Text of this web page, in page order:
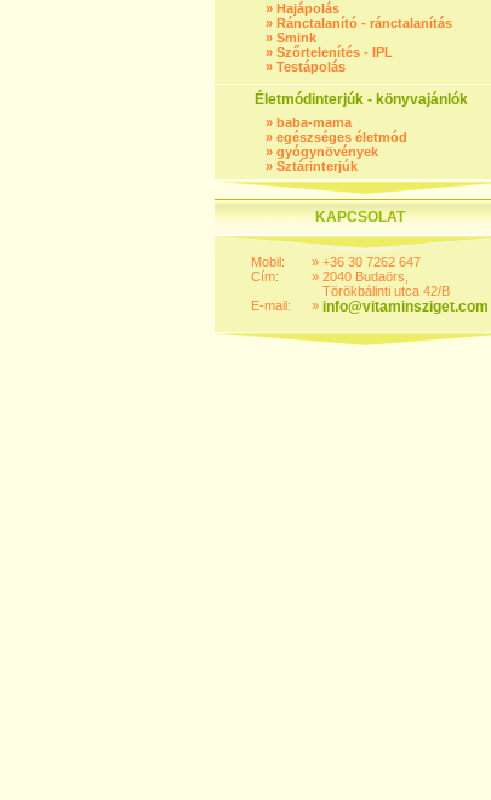
» Hajápolás
» Ránctalanító - ránctalanítás
» Smink
» Szőrtelenítés - IPL
» Testápolás
Életmódinterjúk - könyvajánlók
» baba-mama
» egészséges életmód
» gyógynövények
» Sztárinterjúk
KAPCSOLAT
Mobil:
Cím:
E-mail:
»
»
»
+36 30 7262 647
2040 Budaörs,
Törökbálinti utca 42/B
info@vitaminsziget.com